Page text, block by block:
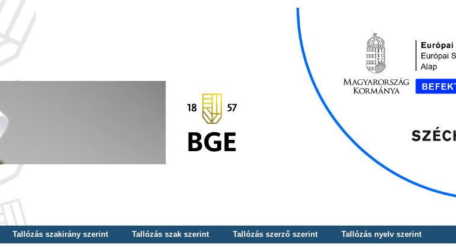
Tallózás szakirány szerint Tallózás szak szerint Tallózás szerző szerint
Tallózás nyelv szerint